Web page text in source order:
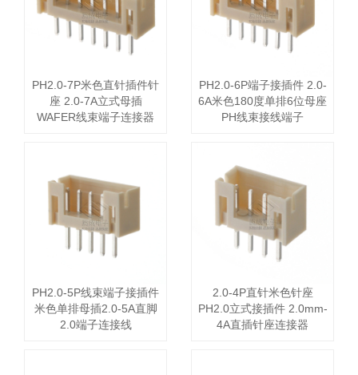
PH2.0-7P米色直针插件针
座 2.0-7A立式母插
WAFER线束端子连接器
PH2.0-6P端子接插件 2.0-
6A米色180度单排6位母座
PH线束接线端子
PH2.0-5P线束端子接插件
米色单排母插2.0-5A直脚
2.0端子连接线
2.0-4P直针米色针座
PH2.0立式接插件 2.0mm-
4A直插针座连接器